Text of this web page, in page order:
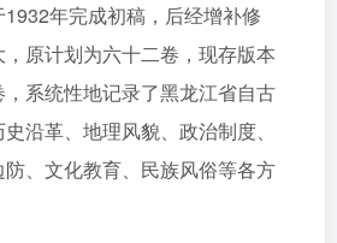
年完成初稿，后经增补修
原计划为六十二卷，现存版本
系统性地记录了黑龙江省自古
沿革、地理风貌、政治制度、
、文化教育、民族风俗等各方